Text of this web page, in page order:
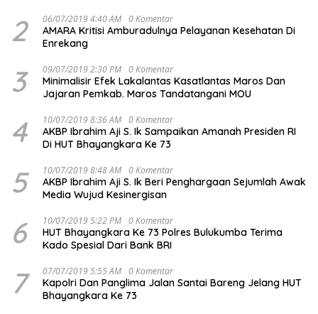
2 06/07/2019 4:40 AM 0 Komentar
AMARA Kritisi Amburadulnya Pelayanan Kesehatan Di
Enrekang
3 09/07/2019 2:30 PM 0 Komentar
Minimalisir Efek Lakalantas Kasatlantas Maros Dan
Jajaran Pemkab. Maros Tandatangani MOU
4 10/07/2019 8:36 AM 0 Komentar
AKBP Ibrahim Aji S. Ik Sampaikan Amanah Presiden RI
Di HUT Bhayangkara Ke 73
5 10/07/2019 8:48 AM 0 Komentar
AKBP Ibrahim Aji S. Ik Beri Penghargaan Sejumlah Awak
Media Wujud Kesinergisan
6 10/07/2019 5:22 PM 0 Komentar
HUT Bhayangkara Ke 73 Polres Bulukumba Terima
Kado Spesial Dari Bank BRI
7 07/07/2019 5:55 AM 0 Komentar
Kapolri Dan Panglima Jalan Santai Bareng Jelang HUT
Bhayangkara Ke 73